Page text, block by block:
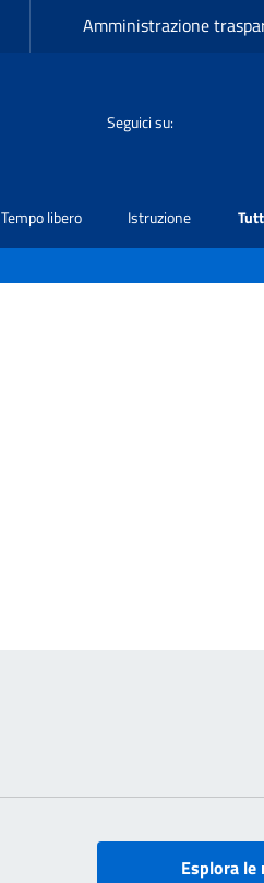
Amministrazione
Seguici su:
Tempo libero Istruzione
Esplora le